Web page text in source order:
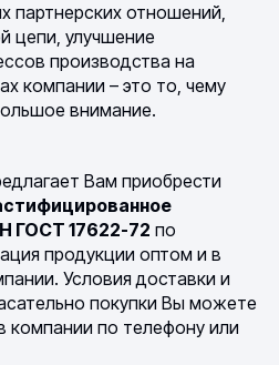
партнерских отношений,
цепи, улучшение
производства на
компании – это то, чему
внимание.
Вам приобрести
ГОСТ 17622-72 по
продукции оптом и в
Условия доставки и
покупки Вы можете
компании по телефону или